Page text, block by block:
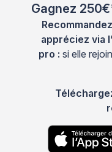
Gagnez
appréciez via
pro : si elle